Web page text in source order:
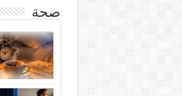
صحة